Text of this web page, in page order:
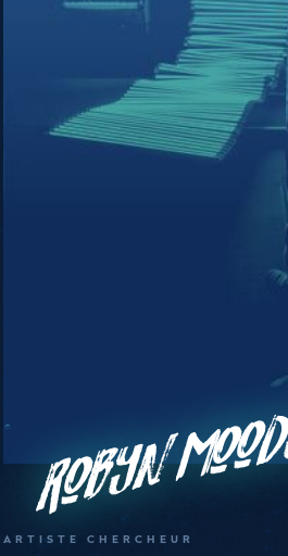
Robyn
ARTISTE CHERCHEUR